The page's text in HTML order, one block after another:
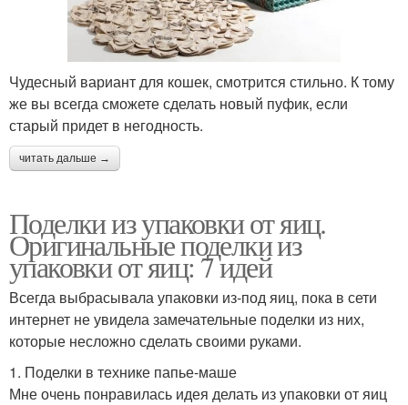
Чудесный вариант для кошек, смотрится стильно. К тому
же вы всегда сможете сделать новый пуфик, если
старый придет в негодность.
читать дальше →
Поделки из упаковки от яиц.
Оригинальные поделки из
упаковки от яиц: 7 идей
Всегда выбрасывала упаковки из-под яиц, пока в сети
интернет не увидела замечательные поделки из них,
которые несложно сделать своими руками.
1. Поделки в технике папье-маше
Мне очень понравилась идея делать из упаковки от яиц